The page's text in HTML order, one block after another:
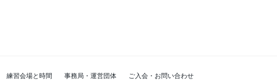
練習会場と時間 事務局・運営団体 ご入会・お問い合わせ